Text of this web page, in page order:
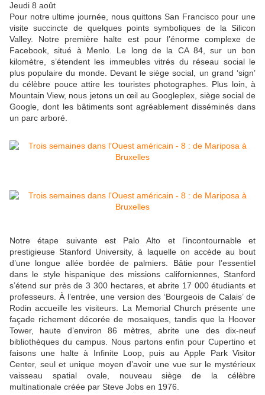
Jeudi 8 août
Pour notre ultime journée, nous quittons San Francisco pour une
visite succincte de quelques points symboliques de la Silicon
Valley. Notre première halte est pour l’énorme complexe de
Facebook, situé à Menlo. Le long de la CA 84, sur un bon
kilomètre, s’étendent les immeubles vitrés du réseau social le
plus populaire du monde. Devant le siège social, un grand ‘sign’
du célèbre pouce attire les touristes photographes. Plus loin, à
Mountain View, nous jetons un œil au Googleplex, siège social de
Google, dont les bâtiments sont agréablement disséminés dans
un parc arboré.
Notre étape suivante est Palo Alto et l’incontournable et
prestigieuse Stanford University, à laquelle on accède au bout
d’une longue allée bordée de palmiers. Bâtie pour l’essentiel
dans le style hispanique des missions californiennes, Stanford
s’étend sur près de 3 300 hectares, et abrite 17 000 étudiants et
professeurs. À l’entrée, une version des ‘Bourgeois de Calais’ de
Rodin accueille les visiteurs. La Memorial Church présente une
façade richement décorée de mosaïques, tandis que la Hoover
Tower, haute d’environ 86 mètres, abrite une des dix-neuf
bibliothèques du campus. Nous partons enfin pour Cupertino et
faisons une halte à Infinite Loop, puis au Apple Park Visitor
Center, seul et unique moyen d’avoir une vue sur le mystérieux
vaisseau spatial ovale, nouveau siège de la célèbre
multinationale créée par Steve Jobs en 1976.